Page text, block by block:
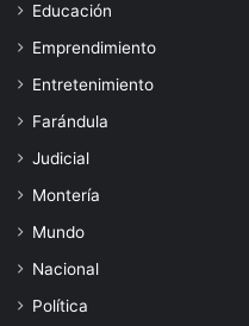
Educación
Emprendimiento
Entretenimiento
Farándula
Judicial
Montería
Mundo
Nacional
Política